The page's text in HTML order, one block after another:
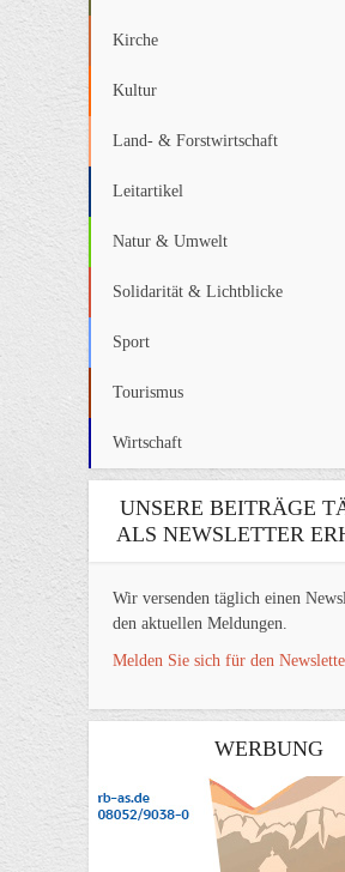
Kirche
Kultur
Land- & Forstwirtschaft
Leitartikel
Natur & Umwelt
Solidarität & Lichtblicke
Sport
Tourismus
Wirtschaft
UNSERE BEITRÄGE
ALS NEWSLETTER
Wir versenden täglich einen
den aktuellen Meldungen.
Melden Sie sich für den
WERBUNG